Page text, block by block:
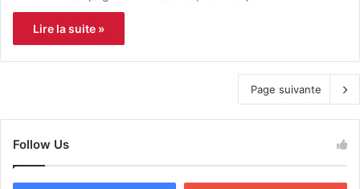
Lire la suite »
Page suivante
Follow Us